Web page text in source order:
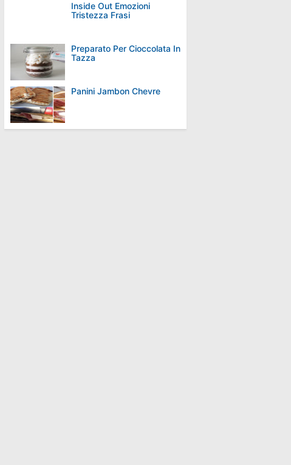
Inside Out Emozioni
Tristezza Frasi
Preparato Per Cioccolata In
Tazza
Panini Jambon Chevre